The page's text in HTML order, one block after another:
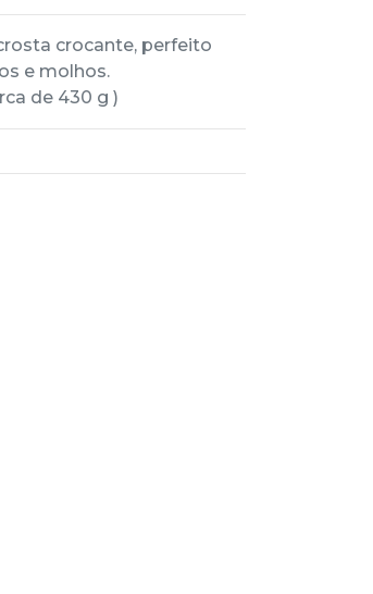
crocante, perfeito
e molhos.
de 430 g )